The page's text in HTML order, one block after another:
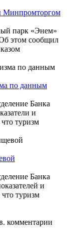
Минпромторгом
парк «Энем»
этом сообщил
по данным
Банка
и
что туризм
Банка
и
что туризм
комментарии